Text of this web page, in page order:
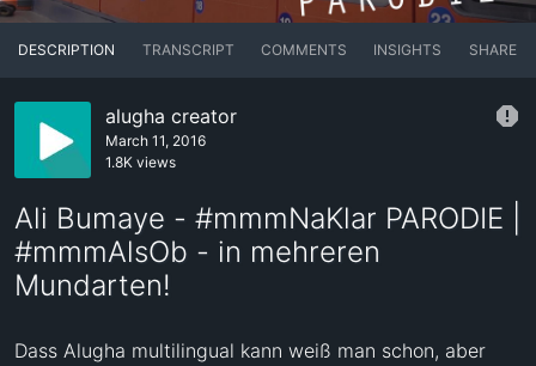
DESCRIPTION TRANSCRIPT COMMENTS INSIGHTS SHARE
alugha creator
March 11, 2016
1.8K views
Ali Bumaye - #mmmNaKlar PARODIE |
#mmmAlsOb - in mehreren
Mundarten!
Dass Alugha multilingual kann weiß man schon, aber